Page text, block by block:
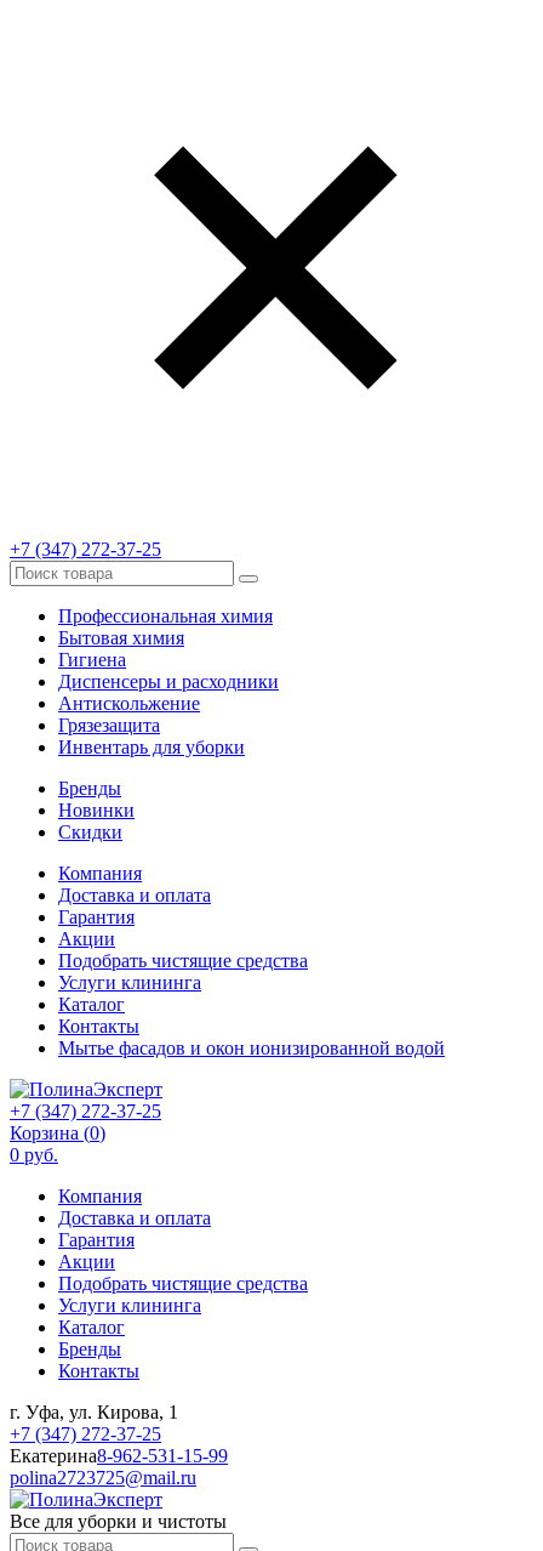
+7 (347) 272-37-25
Профессиональная химия
Бытовая химия
Гигиена
Диспенсеры и расходники
Антискольжение
Грязезащита
Инвентарь для уборки
Бренды
Новинки
Скидки
Компания
Доставка и оплата
Гарантия
Акции
Подобрать чистящие средства
Услуги клининга
Каталог
Контакты
Мытье фасадов и окон ионизированной водой
+7 (347) 272-37-25
Корзина (0)
0 руб.
Компания
Доставка и оплата
Гарантия
Акции
Подобрать чистящие средства
Услуги клининга
Каталог
Бренды
Контакты
г. Уфа, ул. Кирова, 1
+7 (347) 272-37-25
Екатерина8-962-531-15-99
polina2723725@mail.ru
Все для уборки и чистоты